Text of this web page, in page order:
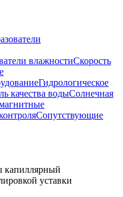
влажностиСкорость
Гидрологическое
качества водыСолнечная
Сопутствующие
капиллярный
уставки